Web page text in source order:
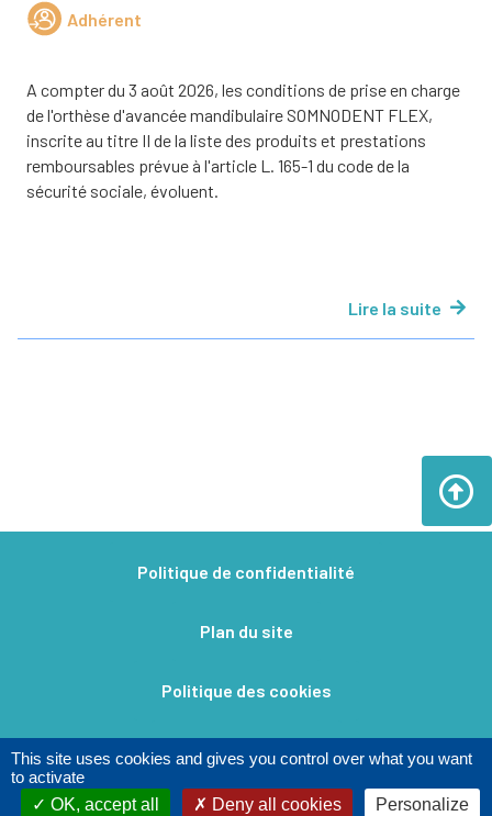
Adhérent
A compter du 3 août 2026, les conditions de prise en charge
de l'orthèse d'avancée mandibulaire SOMNODENT FLEX,
inscrite au titre II de la liste des produits et prestations
remboursables prévue à l'article L. 165-1 du code de la
sécurité sociale, évoluent.
Lire la suite
Politique de confidentialité
Plan du site
Politique des cookies
Mentions légales​
This site uses cookies and gives you control over what you want
to activate
OK, accept all
Deny all cookies Personalize